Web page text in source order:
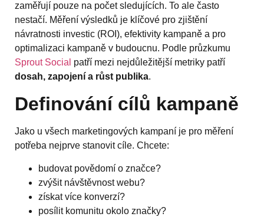
zaměřují pouze na počet sledujících. To ale často
nestačí. Měření výsledků je klíčové pro zjištění
návratnosti investic (ROI), efektivity kampaně a pro
optimalizaci kampaně v budoucnu. Podle průzkumu
Sprout Social patří mezi nejdůležitější metriky patří
dosah, zapojení a růst publika.
Definování cílů kampaně
Jako u všech marketingových kampaní je pro měření
potřeba nejprve stanovit cíle. Chcete:
budovat povědomí o značce?
zvýšit návštěvnost webu?
získat více konverzí?
posílit komunitu okolo značky?